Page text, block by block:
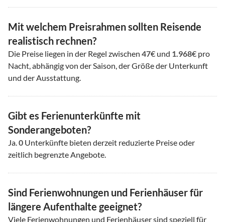
Mit welchem Preisrahmen sollten Reisende
realistisch rechnen?
Die Preise liegen in der Regel zwischen 47€ und 1.968€ pro
Nacht, abhängig von der Saison, der Größe der Unterkunft
und der Ausstattung.
Gibt es Ferienunterkünfte mit
Sonderangeboten?
Ja.0 Unterkünfte bieten derzeit reduzierte Preise oder
zeitlich begrenzte Angebote.
Sind Ferienwohnungen und Ferienhäuser für
längere Aufenthalte geeignet?
Viele Ferienwohnungen und Ferienhäuser sind speziell für